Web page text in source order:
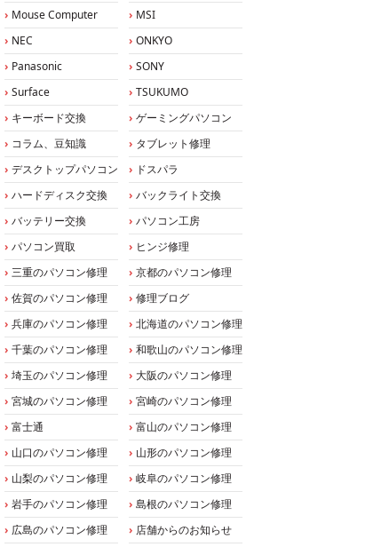
Mouse Computer
MSI
NEC
ONKYO
Panasonic
SONY
Surface
TSUKUMO
キーボード交換
ゲーミングパソコン
コラム、豆知識
タブレット修理
デスクトップパソコン
ドスパラ
ハードディスク交換
バックライト交換
バッテリー交換
パソコン工房
パソコン買取
ヒンジ修理
三重のパソコン修理
京都のパソコン修理
佐賀のパソコン修理
修理ブログ
兵庫のパソコン修理
北海道のパソコン修理
千葉のパソコン修理
和歌山のパソコン修理
埼玉のパソコン修理
大阪のパソコン修理
宮城のパソコン修理
宮崎のパソコン修理
富士通
富山のパソコン修理
山口のパソコン修理
山形のパソコン修理
山梨のパソコン修理
岐阜のパソコン修理
岩手のパソコン修理
島根のパソコン修理
広島のパソコン修理
店舗からのお知らせ